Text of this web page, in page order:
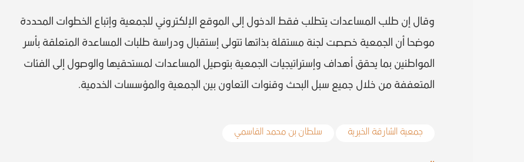
وقال إن طلب المساعدات يتطلب فقط الدخول إلى الموقع الإلكتروني للجمعية وإتباع الخطوات المحددة
موضحا أن الجمعية خصصت لجنة مستقلة بذاتها تتولى إستقبال ودراسة طلبات المساعدة المتعلقة بأسر
المواطنين بما يحقق أهداف وإستراتيجيات الجمعية بتوصيل المساعدات لمستحقيها والوصول إلى الفئات
المتعففة من خلال جميع سبل البحث وقنوات التعاون بين الجمعية والمؤسسات الخدمية.
جمعية الشارقة الخيرية سلطان بن محمد القاسمي